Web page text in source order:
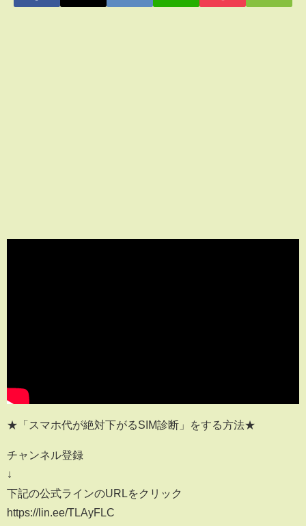
★「スマホ代が絶対下がるSIM診断」をする方法★
チャンネル登録
↓
下記の公式ラインのURLをクリック
https://lin.ee/TLAyFLC